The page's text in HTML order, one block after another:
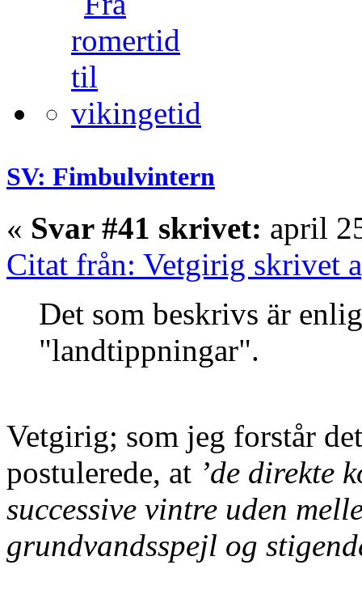
SV: Fimbulvintern
« Svar #41 skrivet: april
Citat från: Vetgirig skrivet
Det som beskrivs är
"landtippningar".
Vetgirig; som jeg forstår
postulerede, at ’de direkte
successive vintre uden
grundvandsspejl og